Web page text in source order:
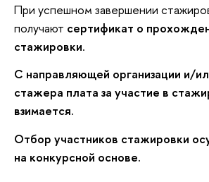
При успешном завершении
получают сертификат о
стажировки.
С направляющей организации и/
стажера плата за участие в
взимается.
Отбор участников стажировки
на конкурсной основе.